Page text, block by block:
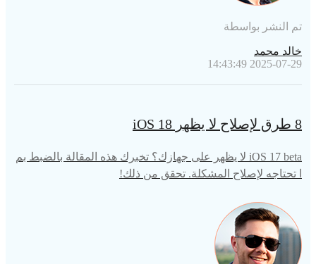
تم النشر بواسطة
خالد محمد
2025-07-29 14:43:49
8 طرق لإصلاح لا يظهر iOS 18
iOS 17 beta لا يظهر على جهازك؟ تخبرك هذه المقالة بالضبط بم
ا تحتاجه لإصلاح المشكلة. تحقق من ذلك!